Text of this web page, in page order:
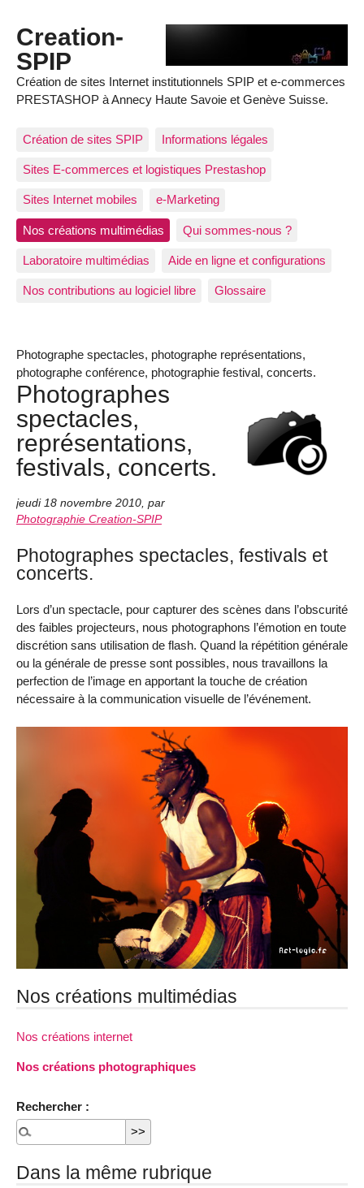
Creation-
SPIP
Création de sites Internet institutionnels SPIP et e-commerces
PRESTASHOP à Annecy Haute Savoie et Genève Suisse.
Création de sites SPIP Informations légales
Sites E-commerces et logistiques Prestashop
Sites Internet mobiles e-Marketing
Nos créations multimédias Qui sommes-nous ?
Laboratoire multimédias Aide en ligne et configurations
Nos contributions au logiciel libre Glossaire
Photographe spectacles, photographe représentations,
photographe conférence, photographie festival, concerts.
Photographes
spectacles,
représentations,
festivals, concerts.
jeudi 18 novembre 2010, par
Photographie Creation-SPIP
Photographes spectacles, festivals et
concerts.
Lors d’un spectacle, pour capturer des scènes dans l’obscurité
des faibles projecteurs, nous photographons l’émotion en toute
discrétion sans utilisation de flash. Quand la répétition générale
ou la générale de presse sont possibles, nous travaillons la
perfection de l’image en apportant la touche de création
nécessaire à la communication visuelle de l’événement.
Nos créations multimédias
Nos créations internet
Nos créations photographiques
Rechercher :
Dans la même rubrique